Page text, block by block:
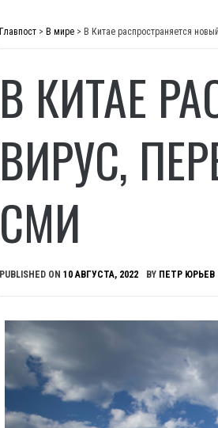
Главпост > В мире > В Китае распространяется
В КИТАЕ
ВИРУС,
СМИ
PUBLISHED ON 10 АВГУСТА, 2022 BY ПЕТР ЮРЬЕВ